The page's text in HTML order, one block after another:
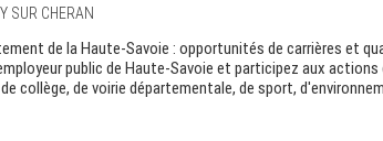
SUR CHERAN
de la Haute-Savoie : opportunités de carrières et
public de Haute-Savoie et participez aux
collège, de voirie départementale, de sport,